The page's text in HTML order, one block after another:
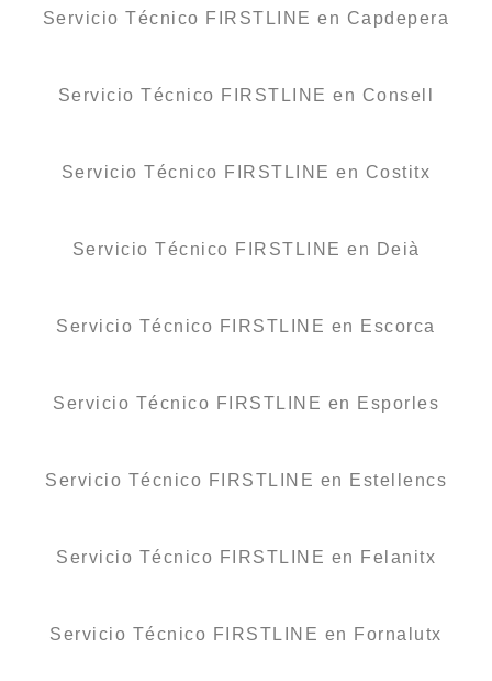
Servicio Técnico FIRSTLINE en Capdepera
Servicio Técnico FIRSTLINE en Consell
Servicio Técnico FIRSTLINE en Costitx
Servicio Técnico FIRSTLINE en Deià
Servicio Técnico FIRSTLINE en Escorca
Servicio Técnico FIRSTLINE en Esporles
Servicio Técnico FIRSTLINE en Estellencs
Servicio Técnico FIRSTLINE en Felanitx
Servicio Técnico FIRSTLINE en Fornalutx